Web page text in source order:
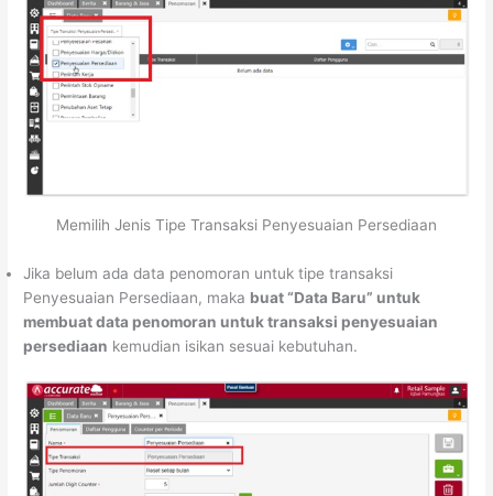
Memilih Jenis Tipe Transaksi Penyesuaian Persediaan
Jika belum ada data penomoran untuk tipe transaksi
Penyesuaian Persediaan, maka buat “Data Baru” untuk
membuat data penomoran untuk transaksi penyesuaian
persediaan kemudian isikan sesuai kebutuhan.